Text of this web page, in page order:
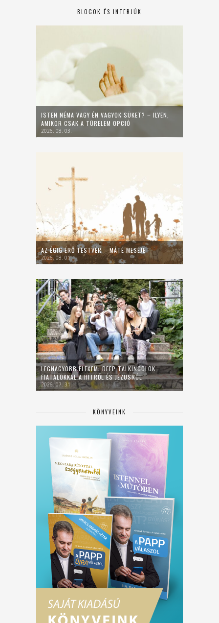
BLOGOK ÉS INTERJÚK
ISTEN NÉMA VAGY ÉN VAGYOK SÜKET? – ILYEN,
AMIKOR CSAK A TÜRELEM OPCIÓ
2026. 08. 03.
AZ ÉGIG ÉRŐ TESTVÉR – MÁTÉ MESÉJE
2026. 08. 01.
LEGNAGYOBB FLEXEM: DEEP TALKINGOLOK
FIATALOKKAL A HITRŐL ÉS JÉZUSRÓL
2026. 07. 31.
KÖNYVEINK